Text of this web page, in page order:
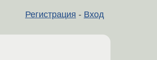
Регистрация - Вход